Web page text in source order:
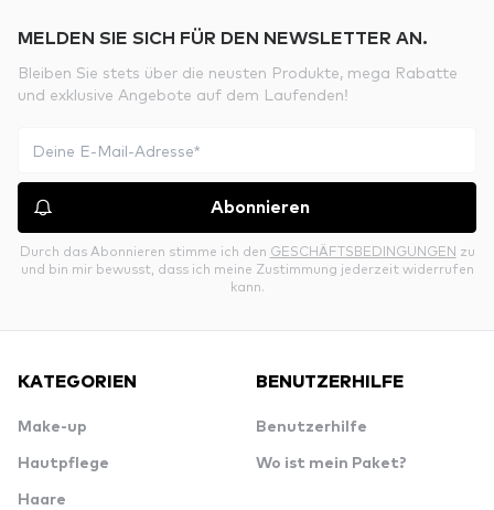
MELDEN SIE SICH FÜR DEN NEWSLETTER AN.
Bleiben Sie stets über die neusten Produkte, mega Rabatte
und exklusive Angebote auf dem Laufenden!
Abonnieren
Durch das Abonnieren stimme ich den GESCHÄFTSBEDINGUNGEN zu
und bin mir bewusst, dass ich meine Zustimmung jederzeit widerrufen
kann.
KATEGORIEN
Make-up
Hautpflege
Haare
BENUTZERHILFE
Benutzerhilfe
Wo ist mein Paket?